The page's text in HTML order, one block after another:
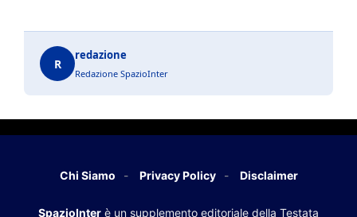
R
redazione
Redazione SpazioInter
Chi Siamo Privacy Policy Disclaimer
SpazioInter è un supplemento editoriale della Testata